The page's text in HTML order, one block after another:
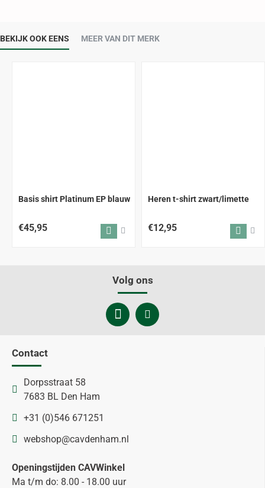
BEKIJK OOK EENS MEER VAN DIT MERK
Basis shirt Platinum EP blauw
€45,95
Heren t-shirt zwart/limette
€12,95
Volg ons
Contact
Dorpsstraat 58
7683 BL Den Ham
+31 (0)546 671251
webshop@cavdenham.nl
Openingstijden CAVWinkel
Ma t/m do: 8.00 - 18.00 uur